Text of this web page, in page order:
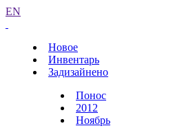
EN
Новое
Инвентарь
Задизайнено
Понос
2012
Ноябрь